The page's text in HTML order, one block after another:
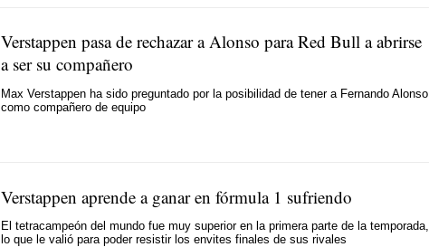
Verstappen pasa de rechazar a Alonso para Red Bull a abrirse
a ser su compañero
Max Verstappen ha sido preguntado por la posibilidad de tener a Fernando Alonso
como compañero de equipo
Verstappen aprende a ganar en fórmula 1 sufriendo
El tetracampeón del mundo fue muy superior en la primera parte de la temporada,
lo que le valió para poder resistir los envites finales de sus rivales